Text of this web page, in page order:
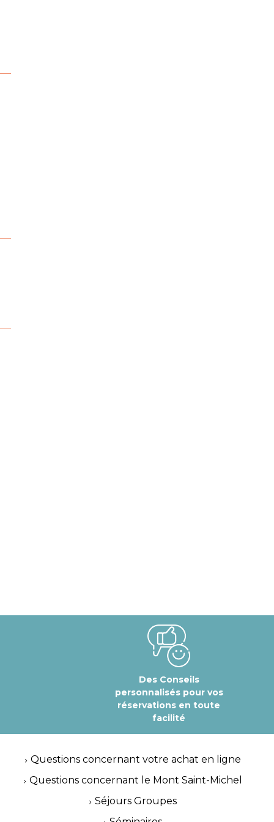
Des Conseils
personnalisés pour vos
réservations en toute
facilité
Questions concernant votre achat en ligne
Questions concernant le Mont Saint-Michel
Séjours Groupes